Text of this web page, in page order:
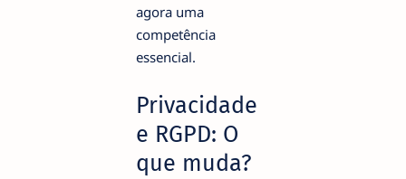
agora uma
competência
essencial.
Privacidade
e RGPD: O
que muda?